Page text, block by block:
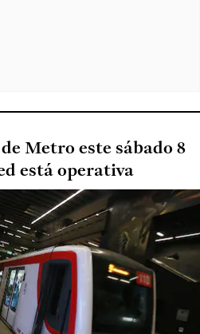
Metro este sábado 8
está operativa